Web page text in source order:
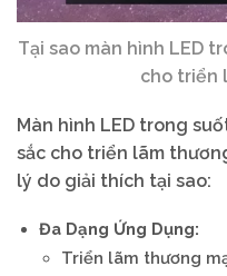
Tại sao màn hình LED
cho triển
Màn hình LED trong
sắc cho triển lãm
lý do giải thích tại sao:
Đa Dạng Ứng Dụng:
Triển lãm thương